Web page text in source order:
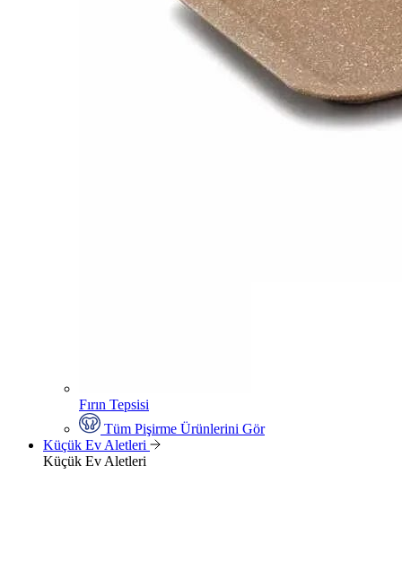
Fırın Tepsisi
Tüm Pişirme Ürünlerini Gör
Küçük Ev Aletleri
Küçük Ev Aletleri